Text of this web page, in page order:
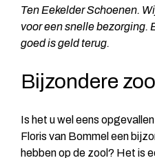
Ten Eekelder Schoenen.
voor een snelle bezorging.
goed is geld terug.
Bijzondere zool
Is het u wel eens
Floris van Bommel een
hebben op de zool? Het is